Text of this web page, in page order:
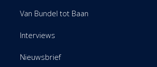
Van Bundel tot Baan
Interviews
Nieuwsbrief